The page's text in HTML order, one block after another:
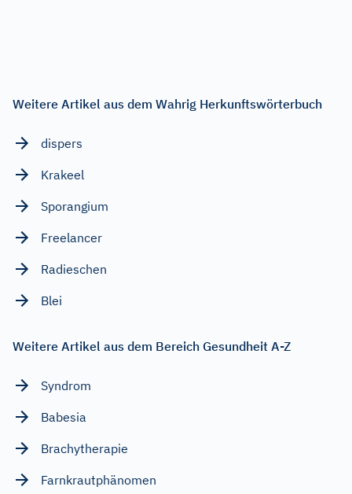
Weitere Artikel aus dem Wahrig Herkunftswörterbuch
dispers
Krakeel
Sporangium
Freelancer
Radieschen
Blei
Weitere Artikel aus dem Bereich Gesundheit A-Z
Syndrom
Babesia
Brachytherapie
Farnkrautphänomen